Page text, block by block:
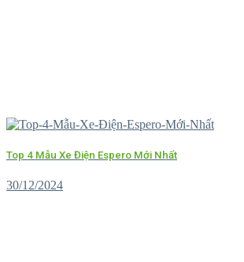
Top 4 Mẫu Xe Điện Espero Mới Nhất
30/12/2024